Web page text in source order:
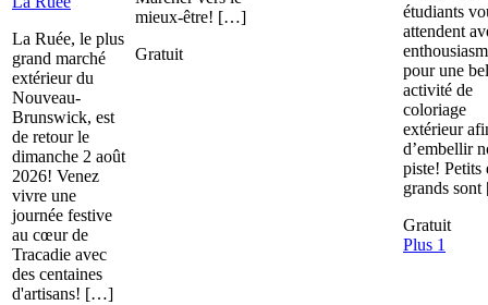
La Ruée, le plus
grand marché
extérieur du
Nouveau-
Brunswick, est
de retour le
dimanche 2 août
2026! Venez
vivre une
journée festive
au cœur de
Tracadie avec
des centaines
d'artisans! […]
mieux-être! […]
Gratuit
étudiants
attendent
pour une
activité de
coloriage
extérieur
d’embellir
piste! Petits
grands
Gratuit
Plus 1